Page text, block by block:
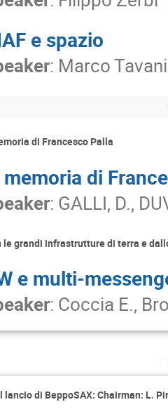
e spazio
: Marco Tavani
di Francesco Palla
memoria di
: GALLI, D.,
grandi infrastrutture di terra e
e multi-
: Coccia E.,
lancio di BeppoSAX: Chairman: L.